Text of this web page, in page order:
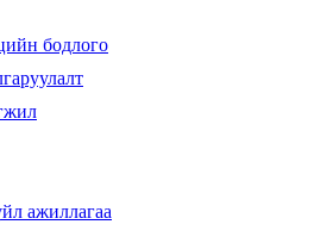
бодлого
ажиллагаа